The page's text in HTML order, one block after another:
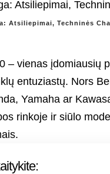
Atsiliepimai, Techninės
– vienas įdomiausių
entuziastų. Nors
Yamaha ar
rinkoje ir siūlo